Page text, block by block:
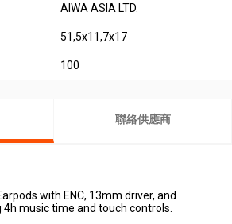
AIWA ASIA LTD.
51,5x11,7x17
100
聯絡供應商
with ENC, 13mm driver, and
music time and touch controls.